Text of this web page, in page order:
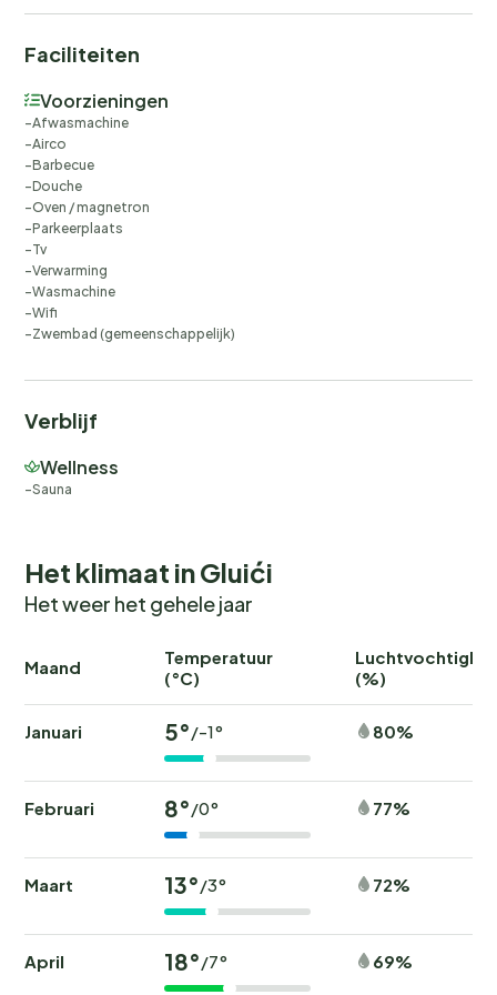
Faciliteiten
Voorzieningen
Afwasmachine
Airco
Barbecue
Douche
Oven / magnetron
Parkeerplaats
Tv
Verwarming
Wasmachine
Wifi
Zwembad (gemeenschappelijk)
Verblijf
Wellness
Sauna
Het klimaat in Gluići
Het weer het gehele jaar
Maand
Temperatuur
(°C)
(%)
Januari 5°/-1° 80%
Februari 8°/0° 77%
Maart 13°/3° 72%
April 18°/7° 69%